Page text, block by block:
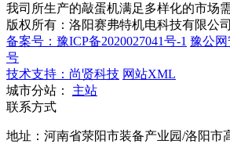
我司所生产的敲蛋机满足多样化的市场
版权所有：洛阳赛弗特机电科技有限公司
备案号：豫ICP备2020027041号-1 豫公网
号
技术支持：尚贤科技 网站XML
城市分站：
主站
联系方式
地址：河南省荥阳市装备产业园/洛阳市